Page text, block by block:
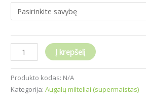
Į krepšelį
Produkto kodas: N/A
Kategorija: Augalų milteliai (supermaistas)